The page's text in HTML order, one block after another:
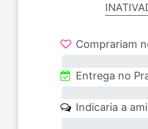
Comprariam
Entrega no
Indicaria a